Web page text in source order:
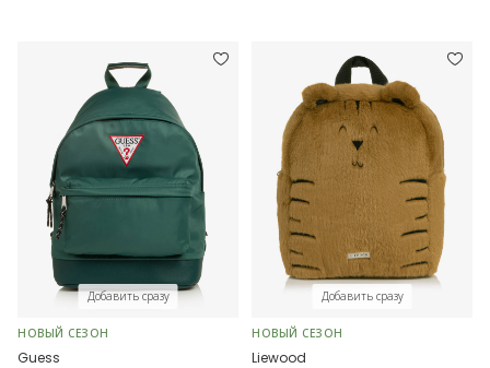
Добавить сразу
НОВЫЙ СЕЗОН
Guess
Добавить сразу
НОВЫЙ СЕЗОН
Liewood